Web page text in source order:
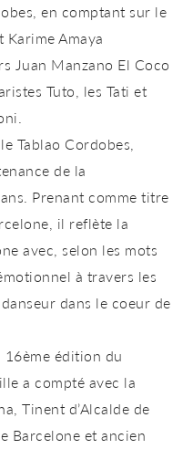
en comptant sur le
Amaya
Juan Manzano El Coco
Tuto, les Tati et
Tablao Cordobes,
de la
Prenant comme titre
il reflète la
avec, selon les mots
à travers les
dans le coeur de
édition du
a compté avec la
Tinent d’Alcalde de
Barcelone et ancien